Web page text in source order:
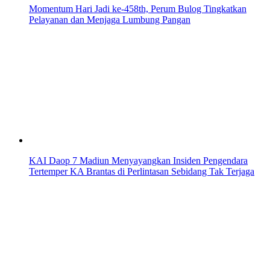
Momentum Hari Jadi ke-458th, Perum Bulog Tingkatkan
Pelayanan dan Menjaga Lumbung Pangan
KAI Daop 7 Madiun Menyayangkan Insiden Pengendara
Tertemper KA Brantas di Perlintasan Sebidang Tak Terjaga